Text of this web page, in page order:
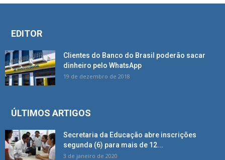
EDITOR
Clientes do Banco do Brasil poderão sacar
dinheiro pelo WhatsApp
19 de dezembro de 2018
ÚLTIMOS ARTIGOS
Secretaria da Educação abre inscrições
segunda (6) para mais de 12...
3 de janeiro de 2020